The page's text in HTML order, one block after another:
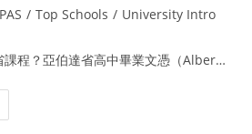
/ Top Schools / University Intro
課程？亞伯達省高中畢業文憑（Alber…